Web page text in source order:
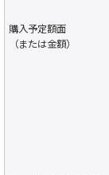
購入予定額面
（または金額）